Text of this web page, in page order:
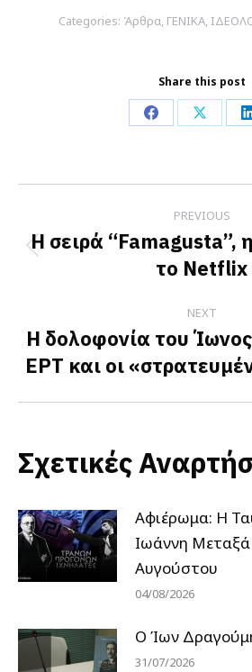
Categories: Άρθρα, ΓΕΝΙΚΑ,
Share this post
Share
Facebook
Share
X
navigation
PREVIOUS
Previous
post:
Η σειρά “Famagusta”,
το Netflix
NEXT
Next
post:
Η δολοφονία του
ΕΡΤ και οι
Σχετικές
Αφιέρωμα: Η
Ιωάννη Μεταξά
Αυγούστου
04/08/2026
Ο Ίων
31/07/2026